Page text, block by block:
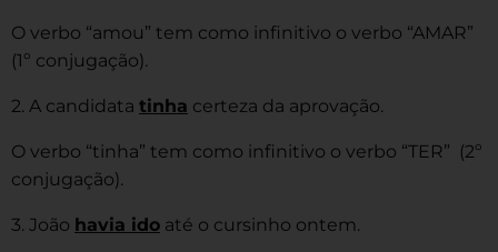
O verbo “amou” tem como infinitivo o verbo “AMAR”
(1º conjugação).
2. A candidata tinha certeza da aprovação.
O verbo “tinha” tem como infinitivo o verbo “TER” (2º
conjugação).
3. João havia ido até o cursinho ontem.